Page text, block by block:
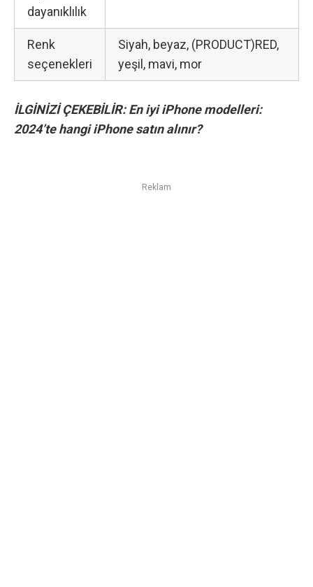
dayanıklılık
Renk
seçenekleri
Siyah, beyaz, (PRODUCT)RED,
yeşil, mavi, mor
İLGİNİZİ ÇEKEBİLİR:En iyi iPhone modelleri:
2024’te hangi iPhone satın alınır?
Reklam